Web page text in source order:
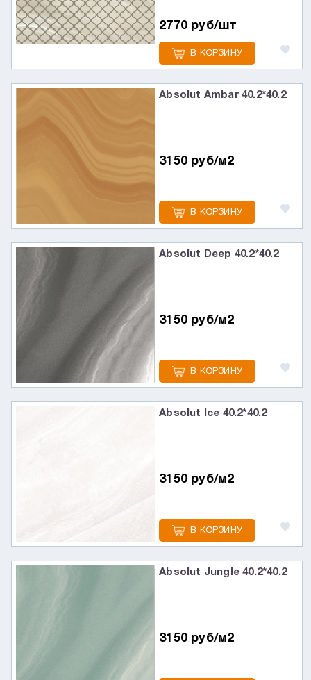
2770 руб/шт
В КОРЗИНУ
Absolut Ambar 40.2*40.2
3150 руб/м2
В КОРЗИНУ
Absolut Deep 40.2*40.2
3150 руб/м2
В КОРЗИНУ
Absolut Ice 40.2*40.2
3150 руб/м2
В КОРЗИНУ
Absolut Jungle 40.2*40.2
3150 руб/м2